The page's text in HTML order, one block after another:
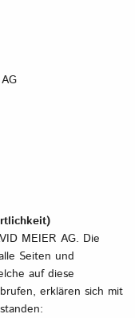
MEIER AG. Die
Seiten und
auf diese
erklären sich mit